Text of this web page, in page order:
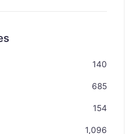
140
685
154
1,096